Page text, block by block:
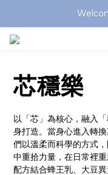
芯穩樂
以「芯」為核心，融入
身打造。當身心進入轉
們以溫柔而科學的方式
中重拾力量，在日常裡重
配方結合蜂王乳、大豆